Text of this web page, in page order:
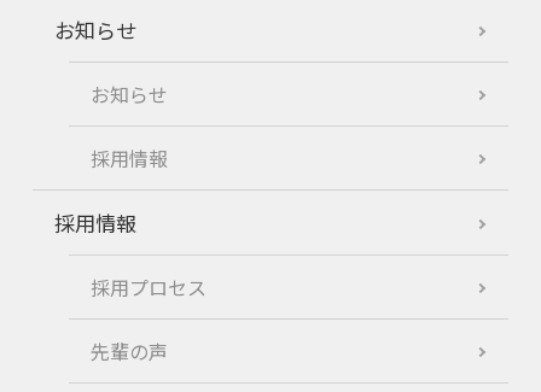
お知らせ
お知らせ
採用情報
採用情報
採用プロセス
先輩の声